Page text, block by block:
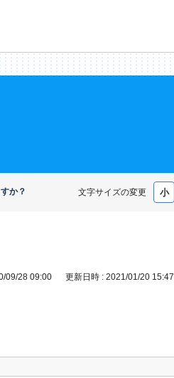
文字サイズの変更
か？
09/28 09:00 更新日時 : 2021/01/20 15:47